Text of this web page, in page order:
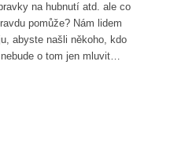
na hubnutí atd. ale co
pomůže? Nám lidem
abyste našli někoho, kdo
o tom jen mluvit…